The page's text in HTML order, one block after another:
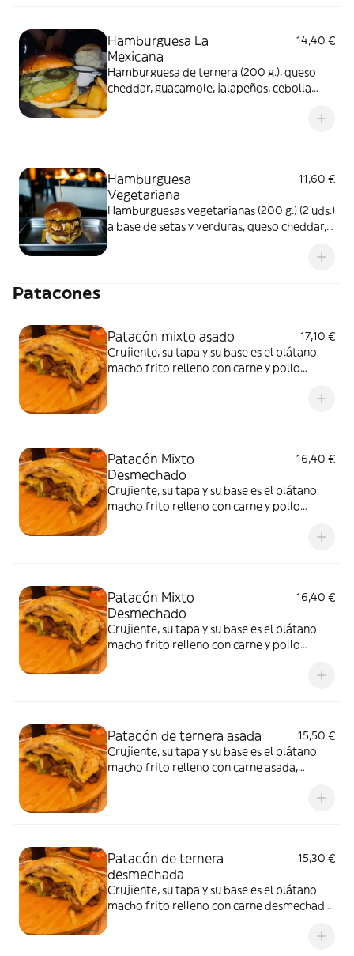
Hamburguesa La
Mexicana
14,40 €
Hamburguesa de ternera (200 g.), queso
cheddar, guacamole, jalapeños, cebolla
Hamburguesa
Vegetariana
11,60 €
Hamburguesas vegetarianas (200 g.) (2 uds.)
a base de setas y verduras, queso cheddar,
Patacones
Patacón mixto asado
17,10 €
Crujiente, su tapa y su base es el plátano
macho frito relleno con carne y pollo
queso de mano con nuestra salsa tártara
Patacón Mixto
Desmechado
16,40 €
Crujiente, su tapa y su base es el plátano
macho frito relleno con carne y pollo
Patacón Mixto
Desmechado
16,40 €
Crujiente, su tapa y su base es el plátano
macho frito relleno con carne y pollo
Patacón de ternera asada
15,50 €
Crujiente, su tapa y su base es el plátano
macho frito relleno con carne asada,
Patacón de ternera
desmechada
15,30 €
Crujiente, su tapa y su base es el plátano
macho frito relleno con carne desmechada,